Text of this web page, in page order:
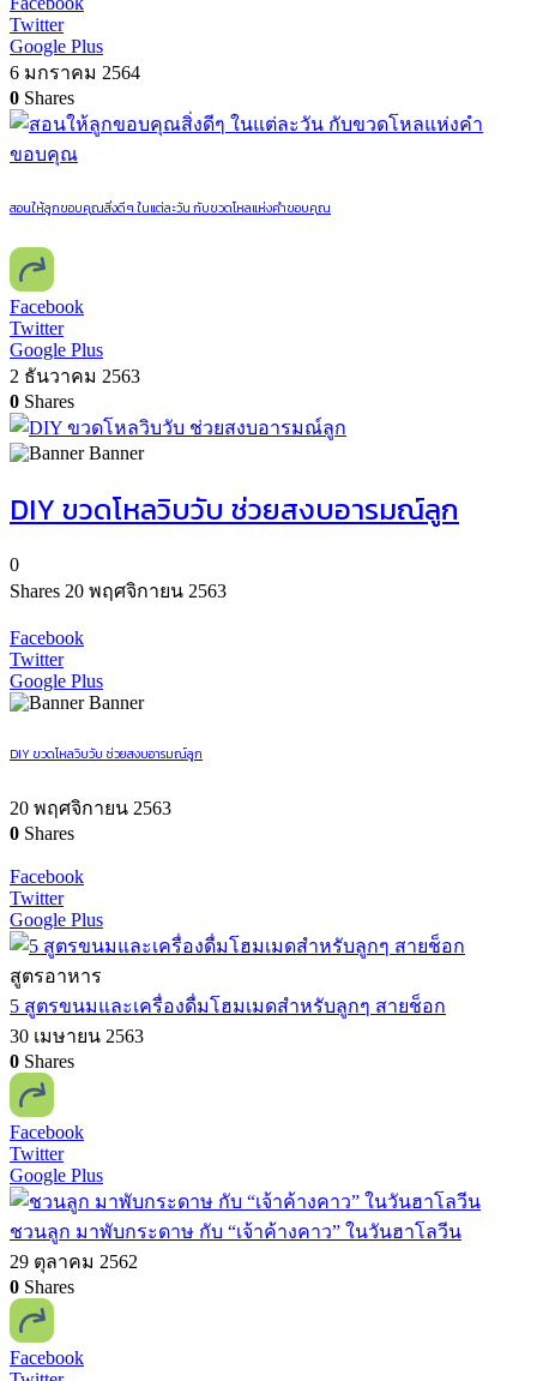
Twitter
Google Plus
6 มกราคม 2564
0 Shares
สอนให้ลูกขอบคุณสิ่งดีๆ ในแต่ละวัน กับขวดโหลแห่งคำขอบคุณ
Facebook
Twitter
Google Plus
2 ธันวาคม 2563
0 Shares
Banner
DIY ขวดโหลวิบวับ ช่วยสงบอารมณ์ลูก
0
Shares 20 พฤศจิกายน 2563
Facebook
Twitter
Google Plus
Banner
DIY ขวดโหลวิบวับ ช่วยสงบอารมณ์ลูก
20 พฤศจิกายน 2563
0 Shares
Facebook
Twitter
Google Plus
สูตรอาหาร
5 สูตรขนมและเครื่องดื่มโฮมเมดสำหรับลูกๆ สายช็อก
30 เมษายน 2563
0 Shares
Facebook
Twitter
Google Plus
ชวนลูก มาพับกระดาษ กับ “เจ้าค้างคาว” ในวันฮาโลวีน
29 ตุลาคม 2562
0 Shares
Facebook